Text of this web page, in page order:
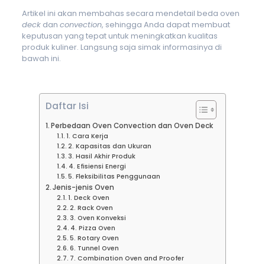
Artikel ini akan membahas secara mendetail beda oven
deckdan convection, sehingga Anda dapat membuat
keputusan yang tepat untuk meningkatkan kualitas
produk kuliner. Langsung saja simak informasinya di
bawah ini.
Daftar Isi
Perbedaan Oven Convection dan Oven Deck
1. Cara Kerja
2. Kapasitas dan Ukuran
3. Hasil Akhir Produk
4. Efisiensi Energi
5. Fleksibilitas Penggunaan
Jenis-jenis Oven
1. Deck Oven
2. Rack Oven
3. Oven Konveksi
4. Pizza Oven
5. Rotary Oven
6. Tunnel Oven
7. Combination Oven and Proofer